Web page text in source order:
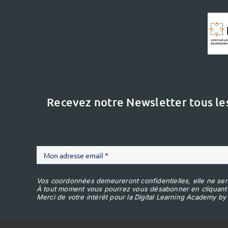
Recevez notre Newsletter tous
Vos coordonnées demeureront confidentielles, elle ne
À tout moment vous pourrez vous désabonner en
Merci de votre intérêt pour la Digital Learning Academy by